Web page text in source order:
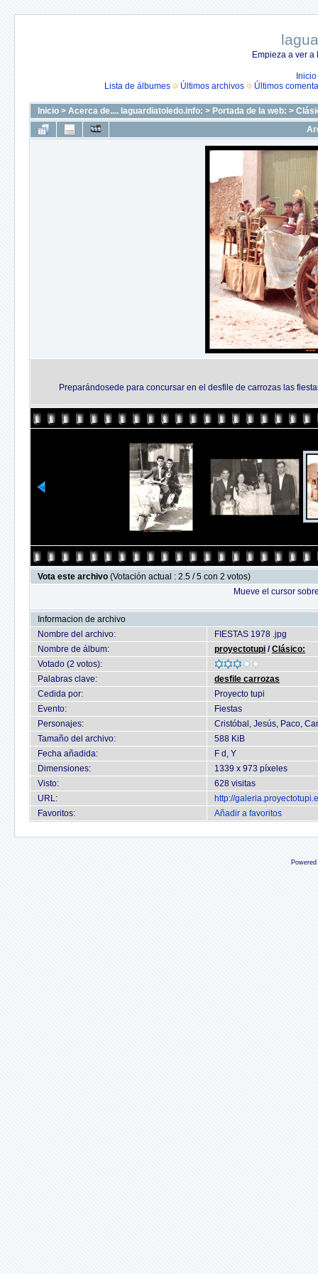
Empieza a ver
Inicio
Lista de álbumes
Últimos archivos Últimos
Inicio > Acerca de.... laguardiatoledo.info: > Portada de la web: >
Preparándosede para concursar en el desfile de carrozas las
Vota este archivo (Votación actual : 2.5 / 5 con 2 votos)
Mueve el cursor
Informacion de archivo
Nombre del archivo:
FIESTAS 1978 .jpg
Nombre de álbum:
proyectotupi /Clásico:
Votado (2 votos):
Palabras clave:
desfile carrozas
Cedida por:
Proyecto tupi
Evento:
Fiestas
Personajes:
Cristóbal, Jesús, Paco,
Tamaño del archivo:
588 KiB
Fecha añadida:
F d, Y
Dimensiones:
1339 x 973 píxeles
Visto:
628 visitas
URL:
http://
Favoritos:
Añadir a favoritos